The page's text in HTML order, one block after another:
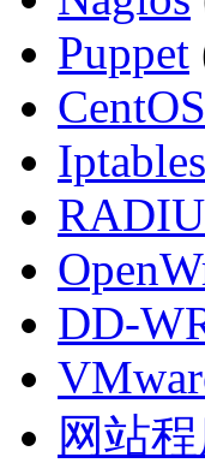
Puppet
CentOS
Iptables
DD-
网站